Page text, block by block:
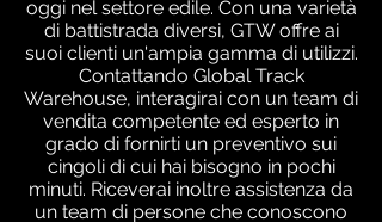
oggi nel settore edile. Con una varietà
di battistrada diversi, GTW offre ai
suoi clienti un'ampia gamma di utilizzi.
Contattando Global Track
Warehouse, interagirai con un team di
vendita competente ed esperto in
grado di fornirti un preventivo sui
cingoli di cui hai bisogno in pochi
minuti. Riceverai inoltre assistenza da
un team di persone che conoscono